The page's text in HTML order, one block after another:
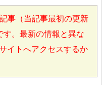
事（当記事最初の更新
。最新の情報と異な
イトへアクセスするか